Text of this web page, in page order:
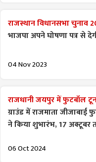
राजस्थान विधानसभा चुनाव
भाजपा अपने घोषणा पत्र से
04 Nov 2023
राजधानी जयपुर में फुटबॉल
ग्राउंड में राजमाता जीजाबाई
ने किया शुभारंभ, 17 अक्टूबर
06 Oct 2024